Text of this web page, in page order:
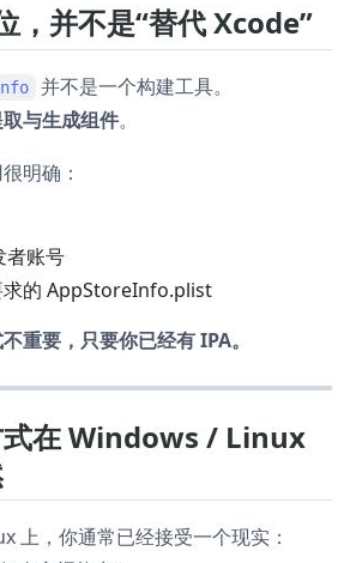
，并不是“替代 Xcode”
并不是一个构建工具。
与生成组件。
明确：
者账号
求的 AppStoreInfo.plist
重要，只要你已经有 IPA。
式在 Windows / Linux
上，你通常已经接受一个现实：